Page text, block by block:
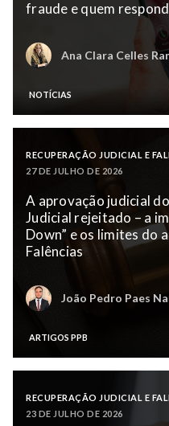
fraude e quem
Ana Clara Celles
NOTÍCIAS
RECUPERAÇÃO JUDICIAL E
27 DE JULHO DE 2026
A aprovação judicial
Judicial rejeitado – a
Down” e os limites do
Falências
João Pedro Paes
ARTIGOS PPB
RECUPERAÇÃO JUDICIAL E
23 DE JULHO DE 2026